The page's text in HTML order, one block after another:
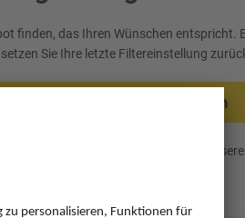
finden, das Ihren Wünschen entspricht.
Sie Ihre letzte Filtereinstellung
Letzten Filter zurücksetzen
Ihnen gerne weiter. Nutzen Sie unsere